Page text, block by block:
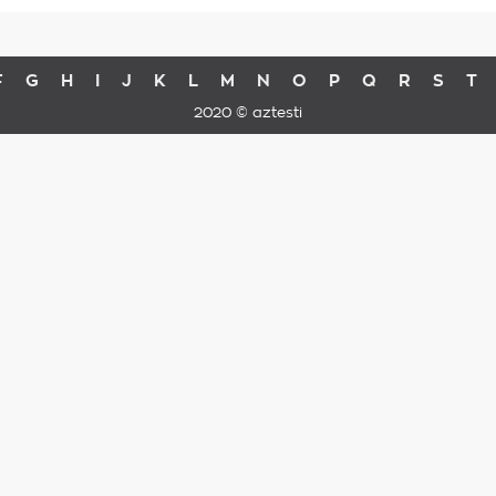
G H I J K L M N O P Q R S T
2020 © aztesti